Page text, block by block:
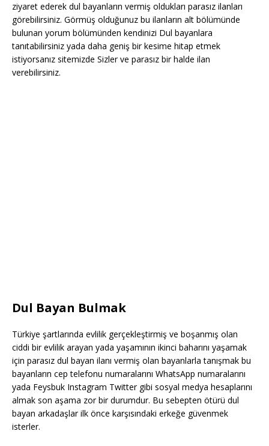
ziyaret ederek dul bayanların vermiş oldukları parasız ilanları
görebilirsiniz. Görmüş olduğunuz bu ilanların alt bölümünde
bulunan yorum bölümünden kendinizi Dul bayanlara
tanıtabilirsiniz yada daha geniş bir kesime hitap etmek
istiyorsanız sitemizde Sizler ve parasız bir halde ilan
verebilirsiniz.
Dul Bayan Bulmak
Türkiye şartlarında evlilik gerçekleştirmiş ve boşanmış olan
ciddi bir evlilik arayan yada yaşamının ikinci baharını yaşamak
için parasız dul bayan ilanı vermiş olan bayanlarla tanışmak bu
bayanların cep telefonu numaralarını WhatsApp numaralarını
yada Feysbuk Instagram Twitter gibi sosyal medya hesaplarını
almak son aşama zor bir durumdur. Bu sebepten ötürü dul
bayan arkadaşlar ilk önce karşısındaki erkeğe güvenmek
isterler.